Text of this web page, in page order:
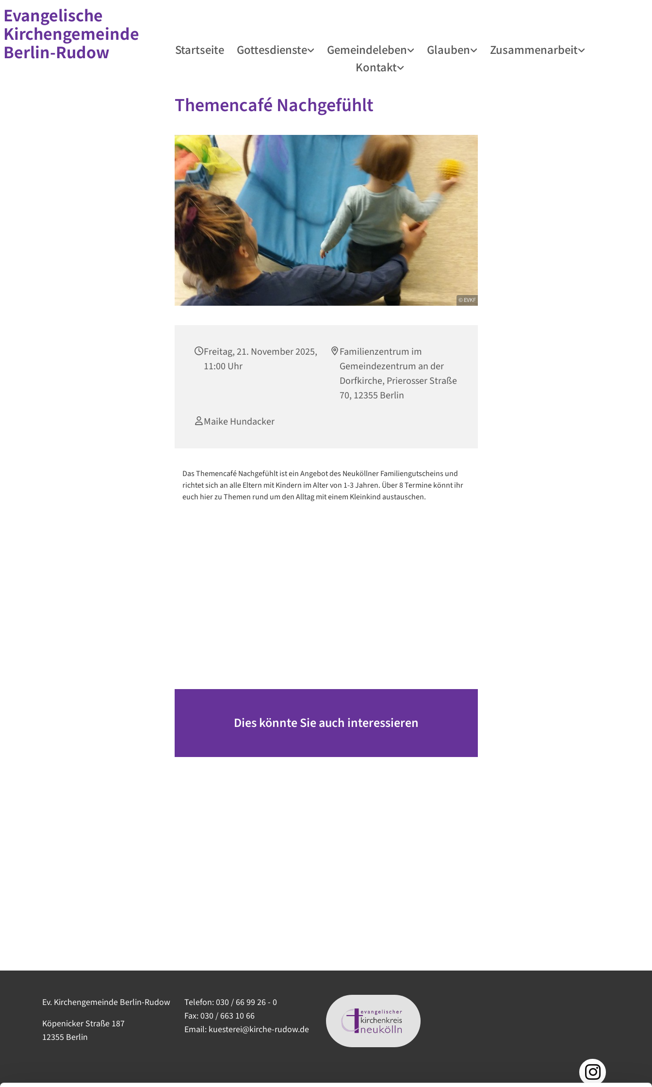
Evangelische
Kirchengemeinde
Berlin-Rudow
Startseite Gottesdienste Gemeindeleben Glauben
Zusammenarbeit
Kontakt
Themencafé Nachgefühlt
© EVKF
Freitag, 21. November 2025,
11:00 Uhr
Familienzentrum im
Gemeindezentrum an der
Dorfkirche, Prierosser Straße
70, 12355 Berlin
Maike Hundacker
Das Themencafé Nachgefühlt ist ein Angebot des Neuköllner Familiengutscheins und
richtet sich an alle Eltern mit Kindern im Alter von 1-3 Jahren. Über 8 Termine könnt ihr
euch hier zu Themen rund um den Alltag mit einem Kleinkind austauschen.
Dies könnte Sie auch interessieren
Ev. Kirchengemeinde Berlin-Rudow
Köpenicker Straße 187
12355 Berlin
Telefon:030 / 66 99 26 - 0
Fax: 030 / 663 10 66
Email: kuesterei@kirche-rudow.de